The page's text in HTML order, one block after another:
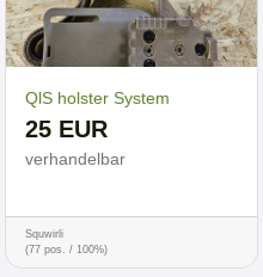
QlS holster System
25 EUR
verhandelbar
Squwirli
(77 pos. / 100%)